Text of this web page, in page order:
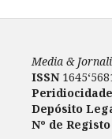
Media &
ISSN
Depósito
Nº de Registo